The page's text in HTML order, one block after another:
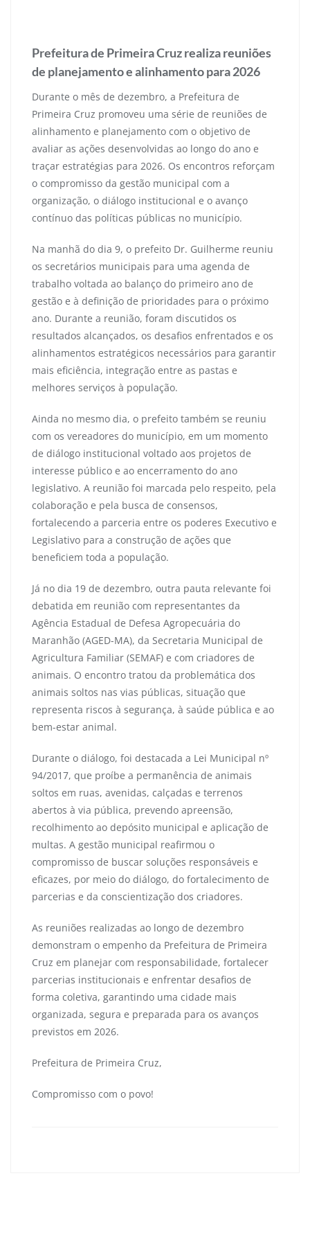
Prefeitura de Primeira Cruz realiza reuniões
de planejamento e alinhamento para 2026
Durante o mês de dezembro, a Prefeitura de
Primeira Cruz promoveu uma série de reuniões de
alinhamento e planejamento com o objetivo de
avaliar as ações desenvolvidas ao longo do ano e
traçar estratégias para 2026. Os encontros reforçam
o compromisso da gestão municipal com a
organização, o diálogo institucional e o avanço
contínuo das políticas públicas no município.
Na manhã do dia 9, o prefeito Dr. Guilherme reuniu
os secretários municipais para uma agenda de
trabalho voltada ao balanço do primeiro ano de
gestão e à definição de prioridades para o próximo
ano. Durante a reunião, foram discutidos os
resultados alcançados, os desafios enfrentados e os
alinhamentos estratégicos necessários para garantir
mais eficiência, integração entre as pastas e
melhores serviços à população.
Ainda no mesmo dia, o prefeito também se reuniu
com os vereadores do município, em um momento
de diálogo institucional voltado aos projetos de
interesse público e ao encerramento do ano
legislativo. A reunião foi marcada pelo respeito, pela
colaboração e pela busca de consensos,
fortalecendo a parceria entre os poderes Executivo e
Legislativo para a construção de ações que
beneficiem toda a população.
Já no dia 19 de dezembro, outra pauta relevante foi
debatida em reunião com representantes da
Agência Estadual de Defesa Agropecuária do
Maranhão (AGED-MA), da Secretaria Municipal de
Agricultura Familiar (SEMAF) e com criadores de
animais. O encontro tratou da problemática dos
animais soltos nas vias públicas, situação que
representa riscos à segurança, à saúde pública e ao
bem-estar animal.
Durante o diálogo, foi destacada a Lei Municipal nº
94/2017, que proíbe a permanência de animais
soltos em ruas, avenidas, calçadas e terrenos
abertos à via pública, prevendo apreensão,
recolhimento ao depósito municipal e aplicação de
multas. A gestão municipal reafirmou o
compromisso de buscar soluções responsáveis e
eficazes, por meio do diálogo, do fortalecimento de
parcerias e da conscientização dos criadores.
As reuniões realizadas ao longo de dezembro
demonstram o empenho da Prefeitura de Primeira
Cruz em planejar com responsabilidade, fortalecer
parcerias institucionais e enfrentar desafios de
forma coletiva, garantindo uma cidade mais
organizada, segura e preparada para os avanços
previstos em 2026.
Prefeitura de Primeira Cruz,
Compromisso com o povo!